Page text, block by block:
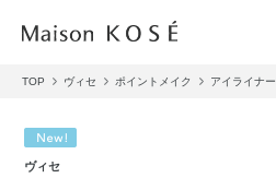
TOP ヴィセ ポイントメイク アイライナー
ヴィセ